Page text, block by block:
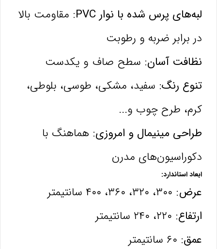
لبه‌های پرس شده با نوار PVC:
مقاومت بالا
در برابر ضربه و رطوبت
نظافت آسان: سطح صاف و یکدست
تنوع رنگ: سفید، مشکی، طوسی، بلوطی،
کرم، طرح چوب و...
طراحی مینیمال و امروزی: هماهنگ با
دکوراسیون‌های مدرن
ابعاد استاندارد:
عرض:
ارتفاع:
عمق: